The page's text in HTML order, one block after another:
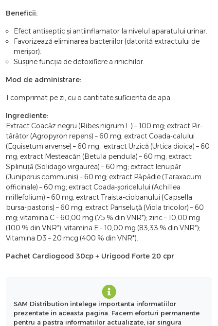
Beneficii:
Efect antiseptic și antiinflamator la nivelul aparatului urinar.
Favorizează eliminarea bacteriilor (datorită extractului de
merișor).
Susține funcția de detoxifiere a rinichilor.
Mod de administrare:
1 comprimat pe zi, cu o cantitate suficienta de apa.
Ingrediente:
Extract Coacăz negru (Ribes nigrum L.) – 100 mg; extract Pir-
târâtor (Agropyron repens) – 60 mg; extract Coada-calului
(Equisetum arvense) – 60 mg; extract Urzică (Urtica dioica) – 60
mg; extract Mesteacăn (Betula pendula) – 60 mg; extract
Splinuță (Solidago virgaurea) – 60 mg; extract Ienupăr
(Juniperus communis) – 60 mg; extract Păpădie (Taraxacum
officinale) – 60 mg; extract Coada-șoricelului (Achillea
millefolium) – 60 mg; extract Traista-ciobanului (Capsella
bursa-pastoris) – 60 mg; extract Panseluță (Viola tricolor) – 60
mg; vitamina C – 60,00 mg (75 % din VNR*); zinc – 10,00 mg
(100 % din VNR*); vitamina E – 10,00 mg (83,33 % din VNR*);
Vitamina D3 – 20 mcg (400 % din VNR*).
Pachet Cardiogood 30cp + Urigood Forte 20 cpr
SAM Distribution intelege importanta informatiilor
prezentate in aceasta pagina. Facem eforturi permanente
pentru a pastra informatiilor actualizate, iar singura